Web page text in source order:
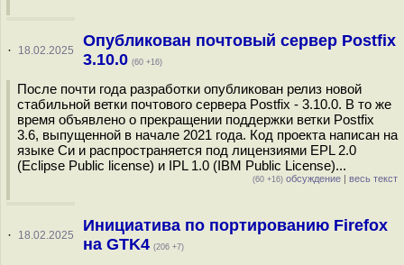
· 18.02.2025
Опубликован почтовый сервер Postfix
3.10.0 (60 +16)
После почти года разработки опубликован релиз новой
стабильной ветки почтового сервера Postfix - 3.10.0. В то же
время объявлено о прекращении поддержки ветки Postfix
3.6, выпущенной в начале 2021 года. Код проекта написан на
языке Си и распространяется под лицензиями EPL 2.0
(Eclipse Public license) и IPL 1.0 (IBM Public License)...
(60 +16) обсуждение | весь текст
· 18.02.2025
Инициатива по портированию Firеfox
на GTK4 (206 +7)